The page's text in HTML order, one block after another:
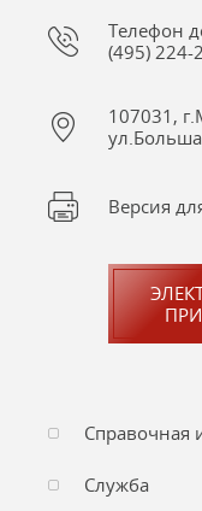
Телефон
(495) 224-
107031,
Версия
Справочная
Служба